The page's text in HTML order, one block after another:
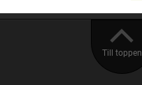
Till toppen